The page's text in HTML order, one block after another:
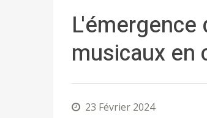
musicaux en
23 Février 2024